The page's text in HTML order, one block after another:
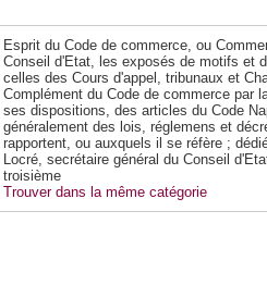
Esprit du Code de commerce, ou
Conseil d'Etat, les exposés de motifs et
celles des Cours d'appel, tribunaux et
Complément du Code de commerce par
ses dispositions, des articles du Code
généralement des lois, réglemens et
rapportent, ou auxquels il se réfère ;
Locré, secrétaire général du Conseil
troisième
Trouver dans la même catégorie